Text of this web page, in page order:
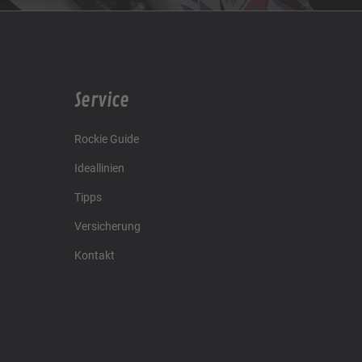
Service
Rockie Guide
Ideallinien
Tipps
Versicherung
Kontakt